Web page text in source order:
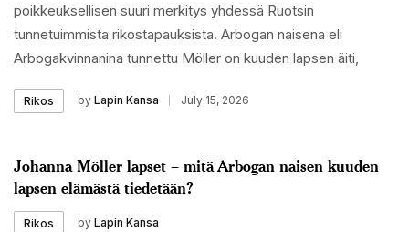
poikkeuksellisen suuri merkitys yhdessä Ruotsin
tunnetuimmista rikostapauksista. Arbogan naisena eli
Arbogakvinnanina tunnettu Möller on kuuden lapsen äiti,
Rikos by Lapin Kansa July 15, 2026
Johanna Möller lapset – mitä Arbogan naisen kuuden
lapsen elämästä tiedetään?
Rikos by Lapin Kansa